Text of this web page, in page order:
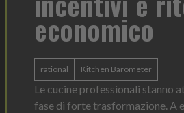
economico
rational Kitchen Barometer
Le cucine professionali stanno
fase di forte trasformazione. A